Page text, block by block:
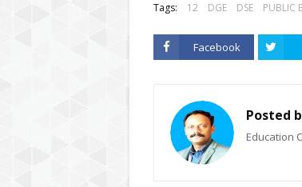
Tags: 12 DGE DSE PUBLIC
Facebook
Posted
Education